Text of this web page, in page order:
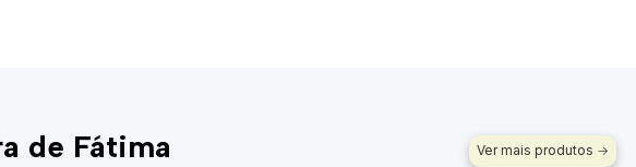
de Fátima Ver mais produtos